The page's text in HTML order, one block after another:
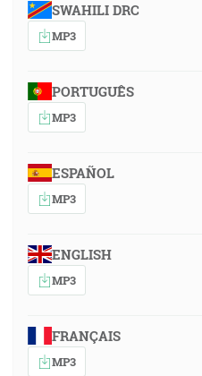
SWAHILI DRC
MP3
PORTUGUÊS
MP3
ESPAÑOL
MP3
ENGLISH
MP3
FRANÇAIS
MP3